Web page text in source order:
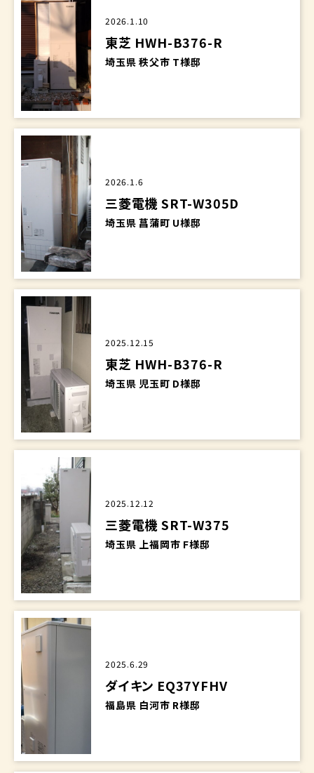
2026.1.10
東芝 HWH-B376-R
埼玉県 秩父市 T様邸
2026.1.6
三菱電機 SRT-W305D
埼玉県 菖蒲町 U様邸
2025.12.15
東芝 HWH-B376-R
埼玉県 児玉町 D様邸
2025.12.12
三菱電機 SRT-W375
埼玉県 上福岡市 F様邸
2025.6.29
ダイキン EQ37YFHV
福島県 白河市 R様邸